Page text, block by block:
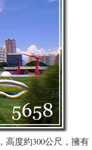
度約300公尺，擁有